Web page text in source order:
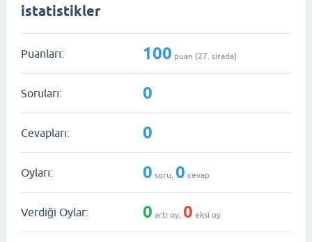
istatistikler
Puanları: 100 puan (27 . sırada)
Soruları: 0
Cevapları: 0
Oyları: 0 soru, 0 cevap
Verdiği Oylar: 0 artı oy, 0 eksi oy